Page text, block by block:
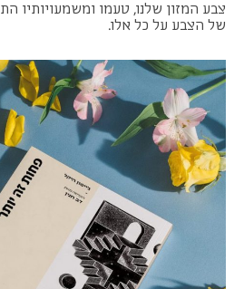
צבע המזון שלנו, טעמו ומשמעויותיו
של הצבע על כל אלו.